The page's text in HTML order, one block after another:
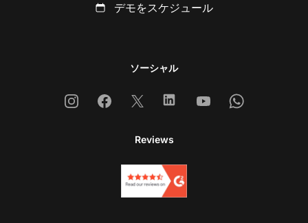
デモをスケジュール
ソーシャル
InstagramFacebook
X LinkedinYoutubeWhatsapp
Reviews